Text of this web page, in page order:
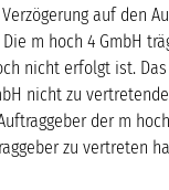
auf den
m hoch 4 GmbH
nicht erfolgt ist.
nicht zu
der m
zu